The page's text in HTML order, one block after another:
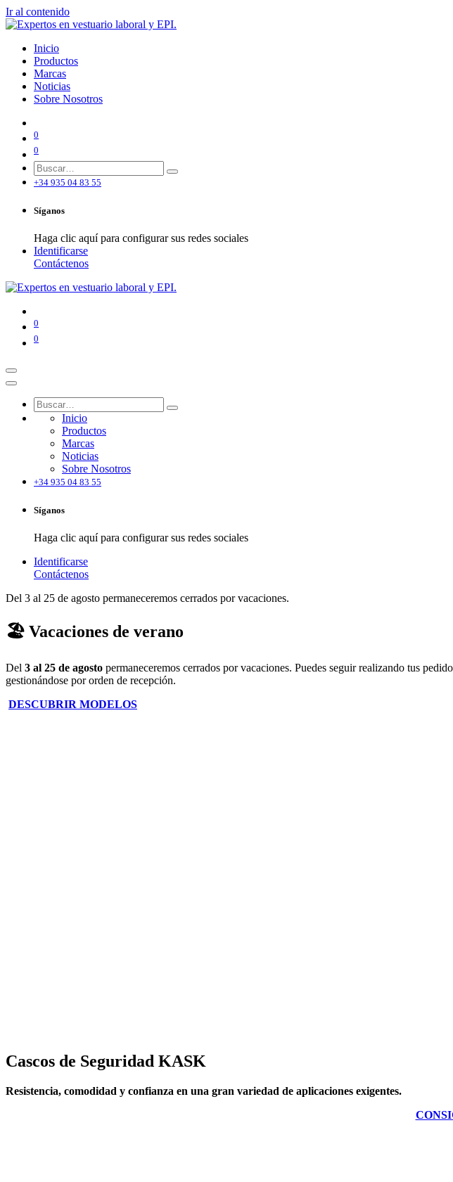
Ir al contenido
Inicio
Productos
Marcas
Noticias
Sobre Nosotros
0
0
+34 935 04 83 55
Síganos
Haga clic aquí para configurar sus redes sociales
Identificarse
Contáctenos
0
0
Inicio
Productos
Marcas
Noticias
Sobre Nosotros
+34 935 04 83 55
Síganos
Haga clic aquí para configurar sus redes sociales
Identificarse
Contáctenos
Del 3 al 25 de agosto permaneceremos cerrados por vacaciones.
🏖️ Vacaciones de verano
Del 3 al 25 de agosto permaneceremos cerrados por vacaciones. Puedes seguir realizando tus
gestionándose por orden de recepción.
DESCUBRIR MODELOS
Cascos de Seguridad KASK
Resistencia, comodidad y confianza en una gran variedad de aplicaciones exigentes.